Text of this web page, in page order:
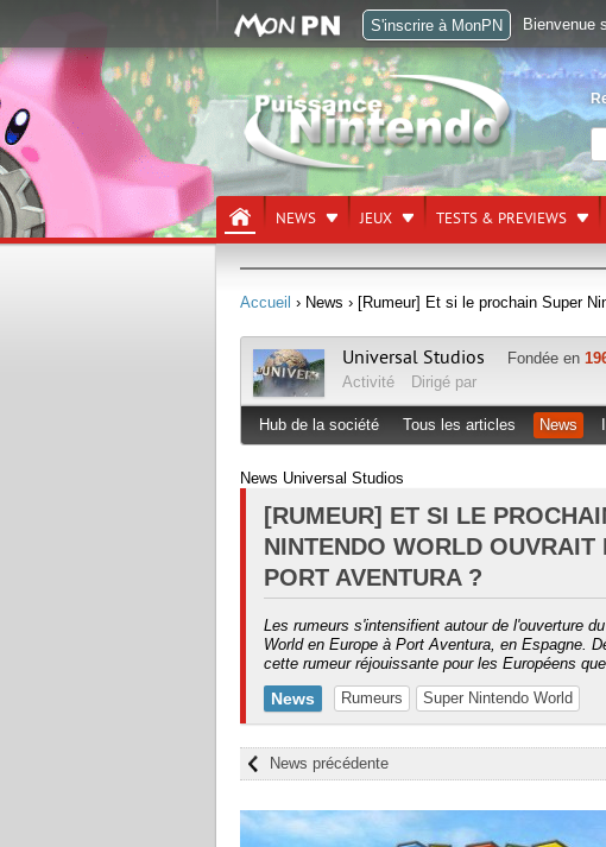
NEWS JEUX TESTS & PREVIEWS
Accueil › News › [Rumeur] Et si le prochain Super
Universal Studios Fondée en
Activité
Dirigé par
Hub de la société Tous les articles News
News Universal Studios
[RUMEUR] ET SI LE
NINTENDO WORLD OUVRAIT
PORT AVENTURA ?
Les rumeurs s'intensifient autour de l'ouverture
World en Europe à Port Aventura, en Espagne.
cette rumeur réjouissante pour les Européens
News Rumeurs Super Nintendo World
News précédente
S'inscrire à MonPN Bienvenue